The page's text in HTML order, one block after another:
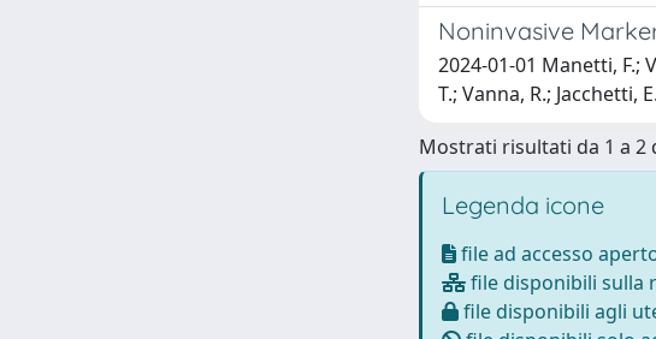
Noninvasive
2024-01-01 Manetti, F.;
T.; Vanna, R.; Jacchetti,
Mostrati risultati da 1 a 2
Legenda icone
file ad accesso
file disponibili sulla
file disponibili agli